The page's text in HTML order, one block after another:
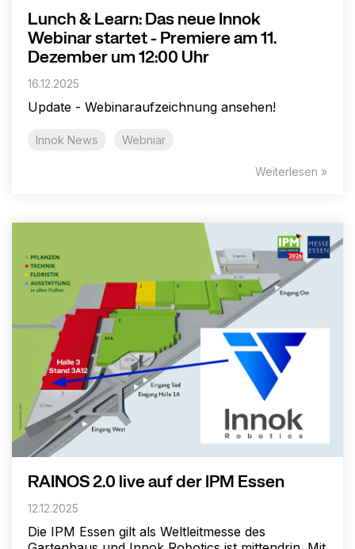
Lunch & Learn: Das neue Innok
Webinar startet - Premiere am 11.
Dezember um 12:00 Uhr
16.12.2025
Update - Webinaraufzeichnung ansehen!
Innok News Webniar
Weiterlesen »
RAINOS 2.0 live auf der IPM Essen
12.12.2025
Die IPM Essen gilt als Weltleitmesse des